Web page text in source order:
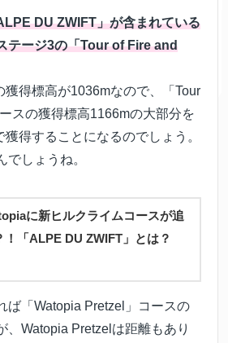
DU ZWIFT」が含まれている
テージ3の「Tour of Fire and
獲得標高が1036mなので、「Tour
スの獲得標高1166mの大部分を
獲得することになるのでしょう。
でしょうね。
に新ヒルクライムコースが追
！「ALPE DU ZWIFT」とは？
ば「Watopia Pretzel」コースの
、Watopia Pretzelは距離もあり